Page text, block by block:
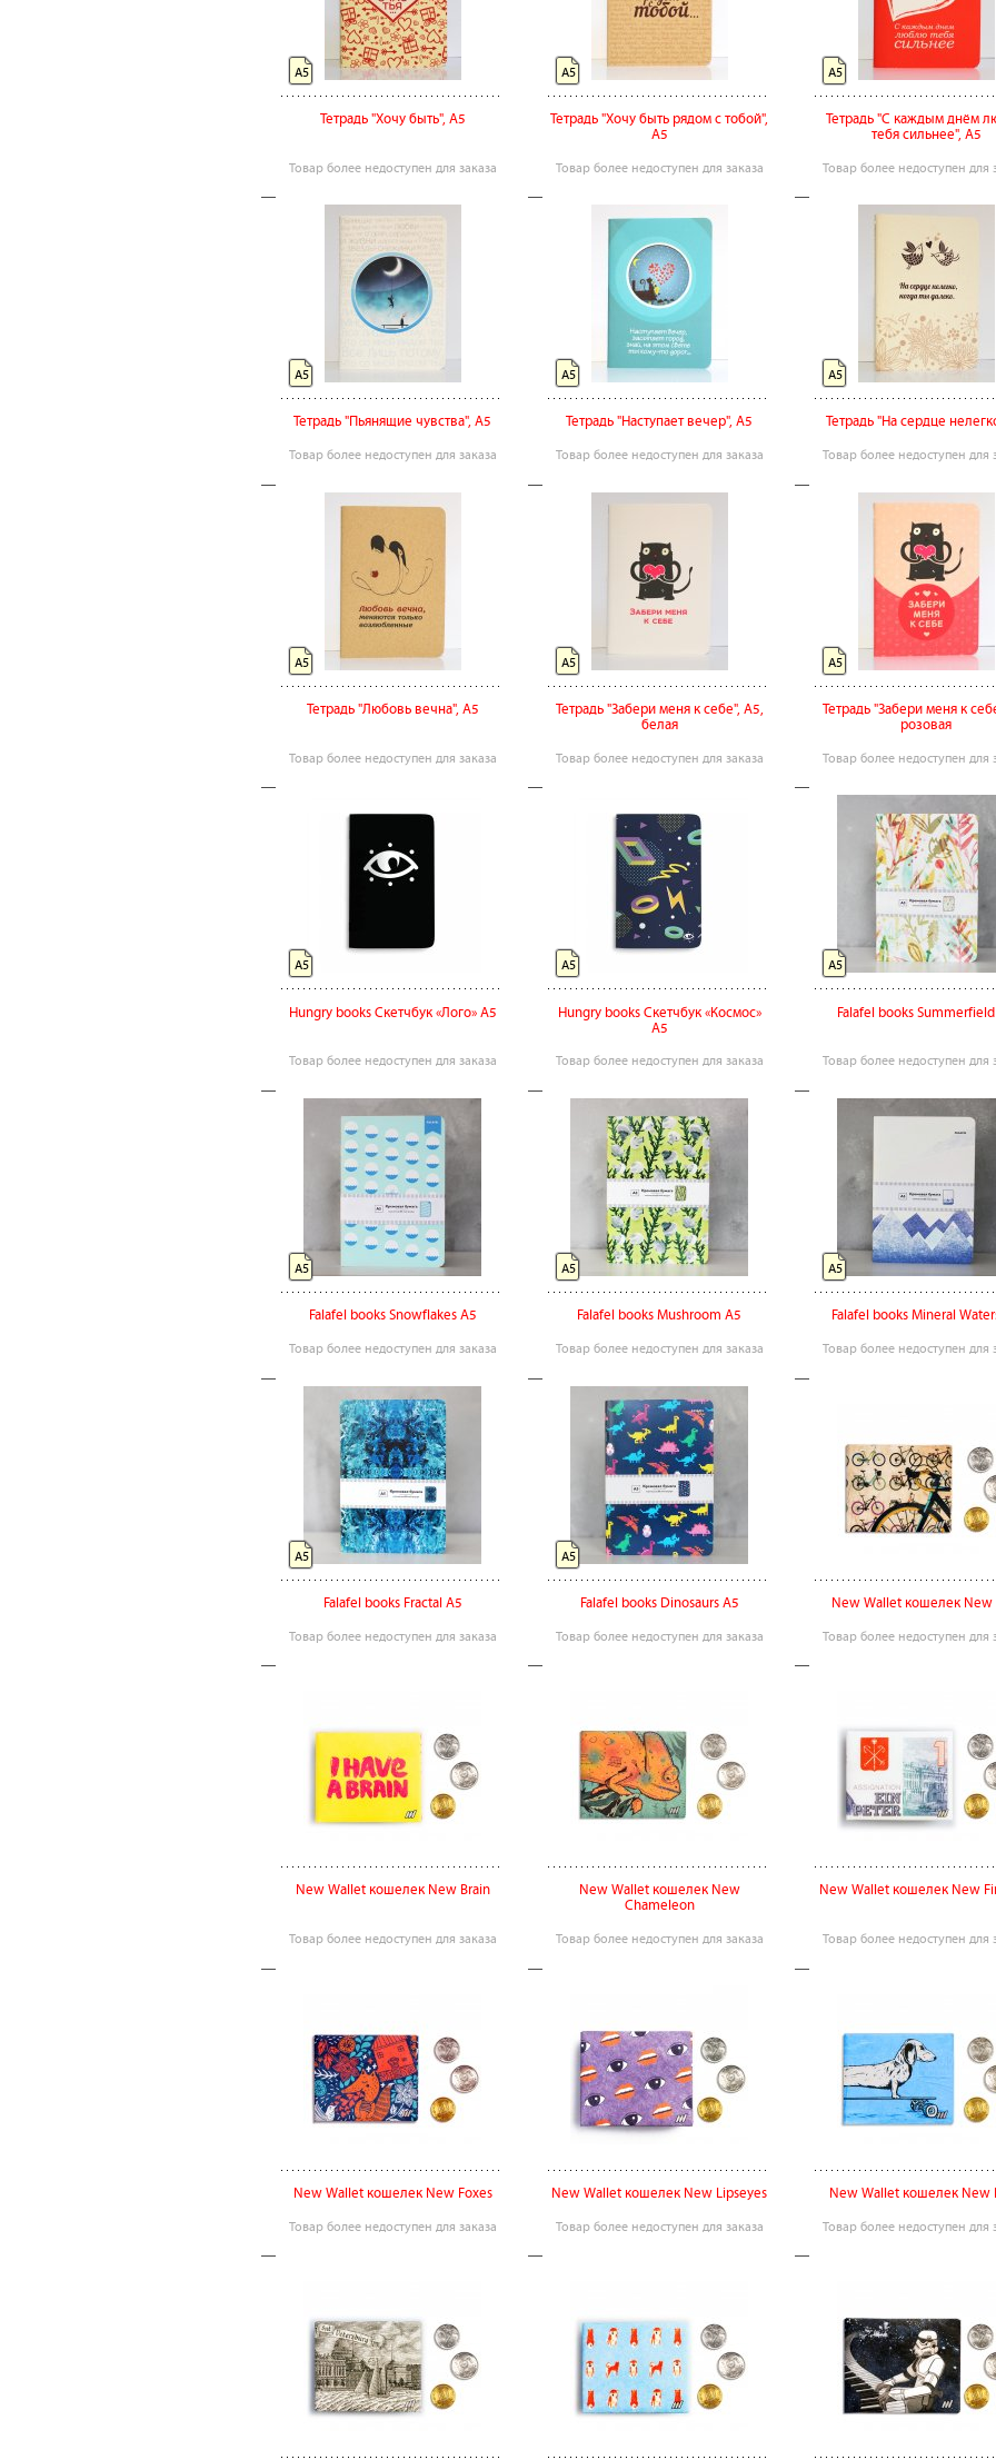
Тетрадь "Хочу быть", А5
Товар более недоступен для заказа
А5
Тетрадь "Хочу быть рядом с тобой",
А5
Товар более недоступен для заказа
А5
Тетрадь "С каждым днём
тебя сильнее", А5
Товар более недоступен для
А5
Тетрадь "Пьянящие чувства", А5
Товар более недоступен для заказа
А5
Тетрадь "Наступает вечер", А5
Товар более недоступен для заказа
А5
Тетрадь "На сердце
Товар более недоступен для
А5
Тетрадь "Любовь вечна", А5
Товар более недоступен для заказа
А5
Тетрадь "Забери меня к себе", А5,
белая
Товар более недоступен для заказа
А5
Тетрадь "Забери меня к
розовая
Товар более недоступен для
А5
Hungry books Скетчбук «Лого» А5
Товар более недоступен для заказа
А5
Hungry books Скетчбук «Космос»
А5
Товар более недоступен для заказа
А5
Falafel books
Товар более недоступен для
А5
Falafel books Snowflakes А5
Товар более недоступен для заказа
А5
Falafel books Mushroom А5
Товар более недоступен для заказа
А5
Falafel books Mineral
Товар более недоступен для
А5
Falafel books Fractal А5
Товар более недоступен для заказа
А5
Falafel books Dinosaurs А5
Товар более недоступен для заказа
А5
New Wallet кошелек New
Товар более недоступен для
New Wallet кошелек New Brain
Товар более недоступен для заказа
New Wallet кошелек New
Chameleon
Товар более недоступен для заказа
New Wallet кошелек New
Товар более недоступен для
New Wallet кошелек New Foxes
Товар более недоступен для заказа
New Wallet кошелек New Lipseyes
Товар более недоступен для заказа
New Wallet кошелек New
Товар более недоступен для